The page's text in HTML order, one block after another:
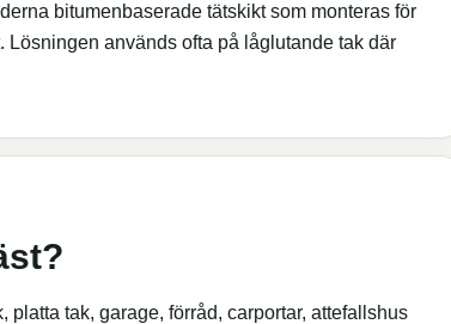
bitumenbaserade tätskikt som monteras för
används ofta på låglutande tak där
tak, garage, förråd, carportar, attefallshus